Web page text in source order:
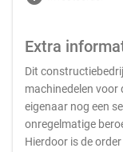
Extra
Dit
machinedelen
eigenaar nog een
onregelmatige
Hierdoor is de